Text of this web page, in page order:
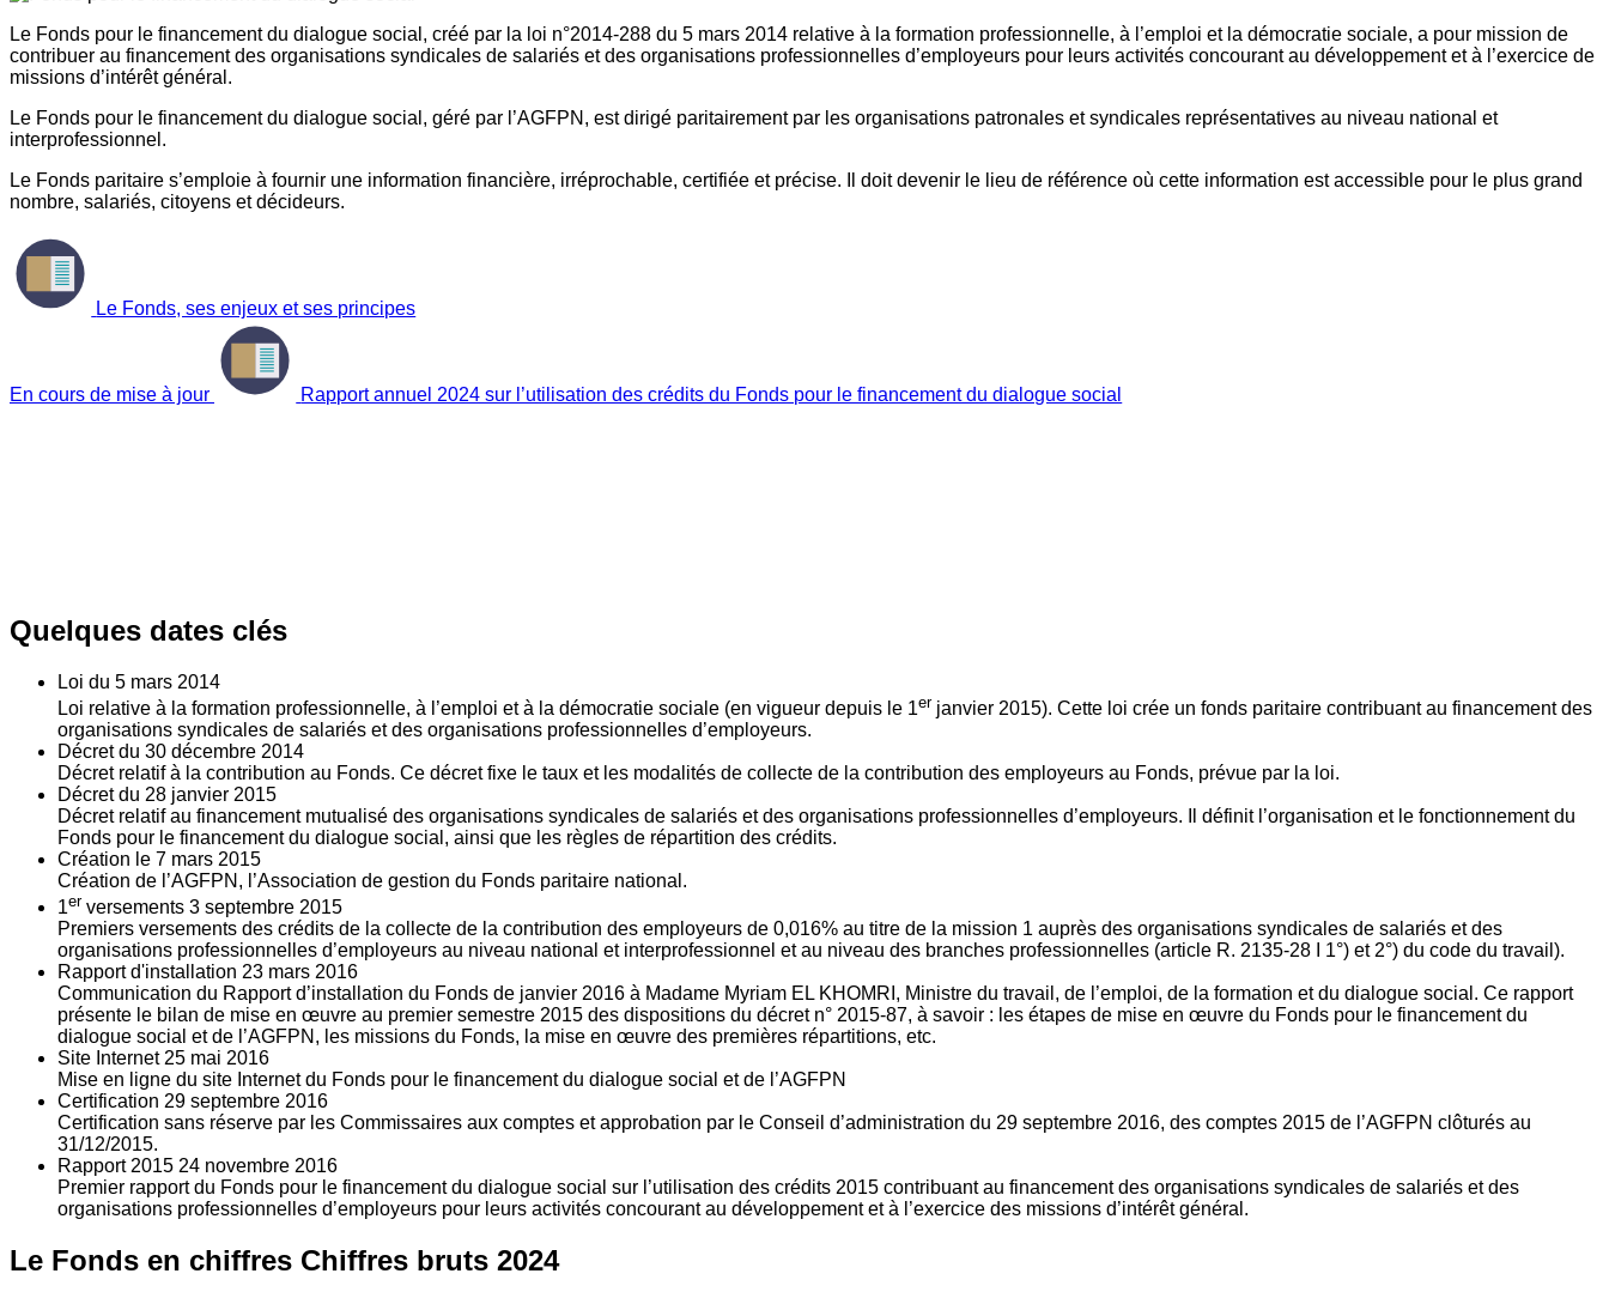
Le Fonds pour le financement du dialogue social, créé par la loi n°2014-288 du 5 mars 2014 relative à la formation professionnelle, à l’emploi et la démocratie sociale, a pour mission de
contribuer au financement des organisations syndicales de salariés et des organisations professionnelles d’employeurs pour leurs activités concourant au développement et à l’exercice de
missions d’intérêt général.
Le Fonds pour le financement du dialogue social, géré par l’AGFPN, est dirigé paritairement par les organisations patronales et syndicales représentatives au niveau national et
interprofessionnel.
Le Fonds paritaire s’emploie à fournir une information financière, irréprochable, certifiée et précise. Il doit devenir le lieu de référence où cette information est accessible pour le plus grand
nombre, salariés, citoyens et décideurs.
Le Fonds, ses enjeux et ses principes
En cours de mise à jour Rapport annuel 2024 sur l’utilisation des crédits du Fonds pour le financement du dialogue social
Quelques dates clés
Loi du 5 mars 2014
Loi relative à la formation professionnelle, à l’emploi et à la démocratie sociale (en vigueur depuis le 1er janvier 2015). Cette loi crée un fonds paritaire contribuant au financement des
organisations syndicales de salariés et des organisations professionnelles d’employeurs.
Décret du 30 décembre 2014
Décret relatif à la contribution au Fonds. Ce décret fixe le taux et les modalités de collecte de la contribution des employeurs au Fonds, prévue par la loi.
Décret du 28 janvier 2015
Décret relatif au financement mutualisé des organisations syndicales de salariés et des organisations professionnelles d’employeurs. Il définit l’organisation et le fonctionnement du
Fonds pour le financement du dialogue social, ainsi que les règles de répartition des crédits.
Création le 7 mars 2015
Création de l’AGFPN, l’Association de gestion du Fonds paritaire national.
1er versements 3 septembre 2015
Premiers versements des crédits de la collecte de la contribution des employeurs de 0,016% au titre de la mission 1 auprès des organisations syndicales de salariés et des
organisations professionnelles d’employeurs au niveau national et interprofessionnel et au niveau des branches professionnelles (article R. 2135‐28 I 1°) et 2°) du code du travail).
Rapport d'installation 23 mars 2016
Communication du Rapport d’installation du Fonds de janvier 2016 à Madame Myriam EL KHOMRI, Ministre du travail, de l’emploi, de la formation et du dialogue social. Ce rapport
présente le bilan de mise en œuvre au premier semestre 2015 des dispositions du décret n° 2015-87, à savoir : les étapes de mise en œuvre du Fonds pour le financement du
dialogue social et de l’AGFPN, les missions du Fonds, la mise en œuvre des premières répartitions, etc.
Site Internet 25 mai 2016
Mise en ligne du site Internet du Fonds pour le financement du dialogue social et de l’AGFPN
Certification 29 septembre 2016
Certification sans réserve par les Commissaires aux comptes et approbation par le Conseil d’administration du 29 septembre 2016, des comptes 2015 de l’AGFPN clôturés au
31/12/2015.
Rapport 2015 24 novembre 2016
Premier rapport du Fonds pour le financement du dialogue social sur l’utilisation des crédits 2015 contribuant au financement des organisations syndicales de salariés et des
organisations professionnelles d’employeurs pour leurs activités concourant au développement et à l’exercice des missions d’intérêt général.
Le Fonds en chiffres Chiffres bruts 2024